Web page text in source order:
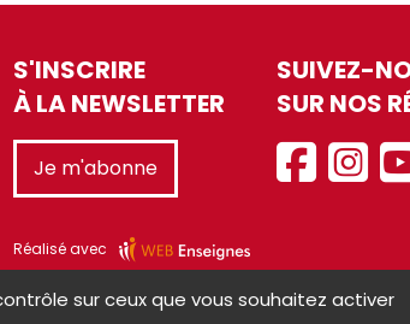
S'INSCRIRE
À LA NEWSLETTER
Je m'abonne
SUIVEZ-
SUR NOS
Réalisé avec
sur ceux que vous souhaitez activer